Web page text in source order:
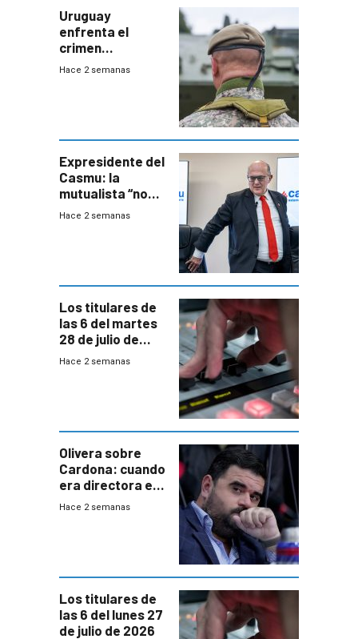
Uruguay
enfrenta el
crimen
organizado con
seguridad
Hace 2 semanas
Expresidente del
Casmu: la
mutualista “no
está para pagar”
Hace 2 semanas
Los titulares de
las 6 del martes
28 de julio de
2026
Hace 2 semanas
Olivera sobre
Cardona: cuando
era directora en
UTE “no era muy
Hace 2 semanas
Los titulares de
las 6 del lunes 27
de julio de 2026